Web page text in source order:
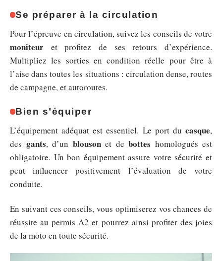
Se préparer à la circulation
Pour l’épreuve en circulation, suivez les conseils de votre
moniteur et profitez de ses retours d’expérience.
Multipliez les sorties en condition réelle pour être à
l’aise dans toutes les situations : circulation dense, routes
de campagne, et autoroutes.
Bien s’équiper
L’équipement adéquat est essentiel. Le port du casque,
des gants, d’un blousonet de bottes homologués est
obligatoire. Un bon équipement assure votre sécurité et
peut influencer positivement l’évaluation de votre
conduite.
En suivant ces conseils, vous optimiserez vos chances de
réussite au permis A2 et pourrez ainsi profiter des joies
de la moto en toute sécurité.